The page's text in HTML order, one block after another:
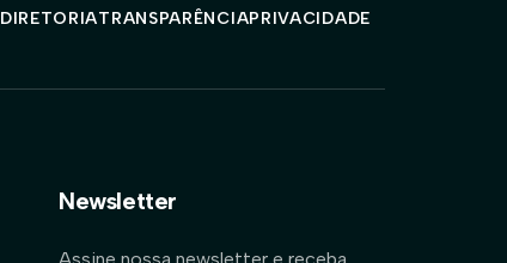
DIRETORIATRANSPARÊNCIAPRIVACIDADE
Newsletter
Assine nossa newsletter e receba